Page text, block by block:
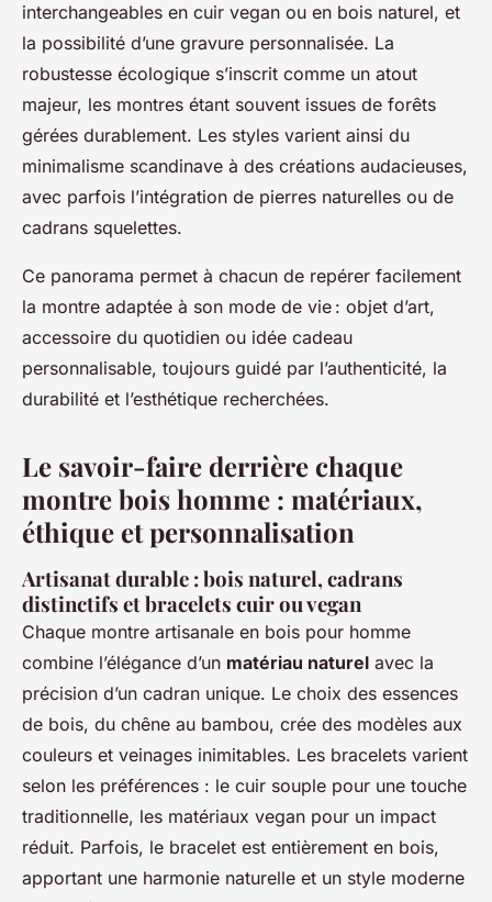
interchangeables en cuir vegan ou en bois naturel, et
la possibilité d’une gravure personnalisée. La
robustesse écologique s’inscrit comme un atout
majeur, les montres étant souvent issues de forêts
gérées durablement. Les styles varient ainsi du
minimalisme scandinave à des créations audacieuses,
avec parfois l’intégration de pierres naturelles ou de
cadrans squelettes.
Ce panorama permet à chacun de repérer facilement
la montre adaptée à son mode de vie : objet d’art,
accessoire du quotidien ou idée cadeau
personnalisable, toujours guidé par l’authenticité, la
durabilité et l’esthétique recherchées.
Le savoir-faire derrière chaque
montre bois homme : matériaux,
éthique et personnalisation
Artisanat durable : bois naturel, cadrans
distinctifs et bracelets cuir ou vegan
Chaque montre artisanale en bois pour homme
combine l’élégance d’un matériau naturel avec la
précision d’un cadran unique. Le choix des essences
de bois, du chêne au bambou, crée des modèles aux
couleurs et veinages inimitables. Les bracelets varient
selon les préférences : le cuir souple pour une touche
traditionnelle, les matériaux vegan pour un impact
réduit. Parfois, le bracelet est entièrement en bois,
apportant une harmonie naturelle et un style moderne